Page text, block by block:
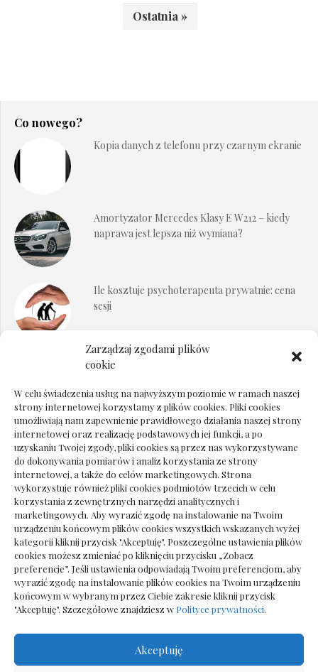
Zarządzaj zgodami plików
cookie
W celu świadczenia usług na najwyższym poziomie w ramach naszej
strony internetowej korzystamy z plików cookies. Pliki cookies
umożliwiają nam zapewnienie prawidłowego działania naszej strony
internetowej oraz realizację podstawowych jej funkcji, a po
uzyskaniu Twojej zgody, pliki cookies są przez nas wykorzystywane
do dokonywania pomiarów i analiz korzystania ze strony
internetowej, a także do celów marketingowych. Strona
wykorzystuje również pliki cookies podmiotów trzecich w celu
korzystania z zewnętrznych narzędzi analitycznych i
marketingowych. Aby wyrazić zgodę na instalowanie na Twoim
urządzeniu końcowym plików cookies wszystkich wskazanych wyżej
kategorii kliknij przycisk "Akceptuję". Poszczególne ustawienia plików
cookies możesz zmieniać po kliknięciu przycisku „Zobacz
preferencje”. Jeśli ustawienia odpowiadają Twoim preferencjom, aby
wyrazić zgodę na instalowanie plików cookies na Twoim urządzeniu
końcowym w wybranym przez Ciebie zakresie kliknij przycisk
"Akceptuję". Szczegółowe znajdziesz w Polityce prywatności.
Akceptuję
Ostatnia »
Co nowego?
Kopia danych z telefonu przy czarnym ekranie
Amortyzator Mercedes Klasy E W212 – kiedy
naprawa jest lepsza niż wymiana?
Ile kosztuje psychoterapeuta prywatnie: cena
sesji
Dokumenty do odbioru przy zmianie biura
Deska podłogowa do salonu: jak wybrać bez
pośpiechu